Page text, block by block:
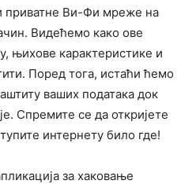
приватне Ви-Фи мреже на
Видећемо како ове
њихове карактеристике и
Поред тога, истаћи ћемо
ваших података док
Спремите се да откријете
интернету било где!
за хаковање